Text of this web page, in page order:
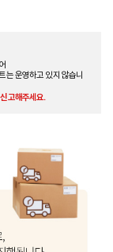
는 운영하고 있지 않습니
고해주세요.